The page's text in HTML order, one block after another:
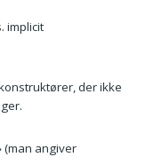
implicit
der ikke
(man angiver